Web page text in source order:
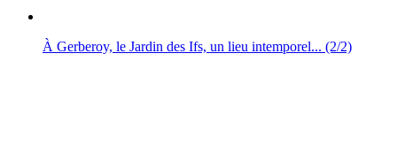
À Gerberoy, le Jardin des Ifs, un lieu intemporel... (2/2)